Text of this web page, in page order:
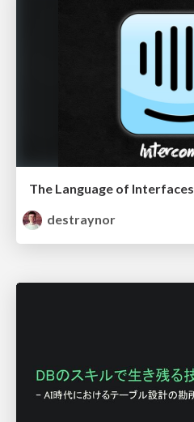
The Language of Interfaces
destraynor